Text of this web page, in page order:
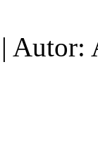
| Autor: